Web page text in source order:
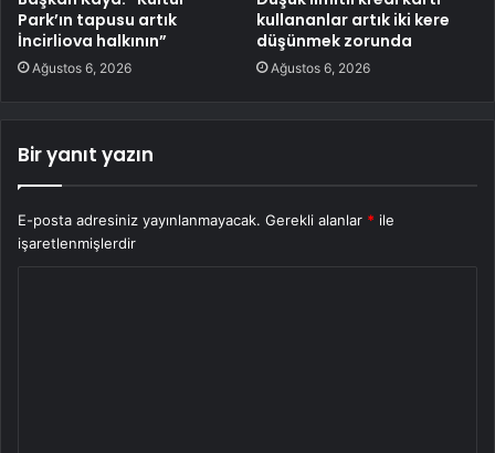
Park’ın tapusu artık
İncirliova halkının”
Ağustos 6, 2026
kullananlar artık iki kere
düşünmek zorunda
Ağustos 6, 2026
Bir yanıt yazın
E-posta adresiniz yayınlanmayacak. Gerekli alanlar * ile
işaretlenmişlerdir